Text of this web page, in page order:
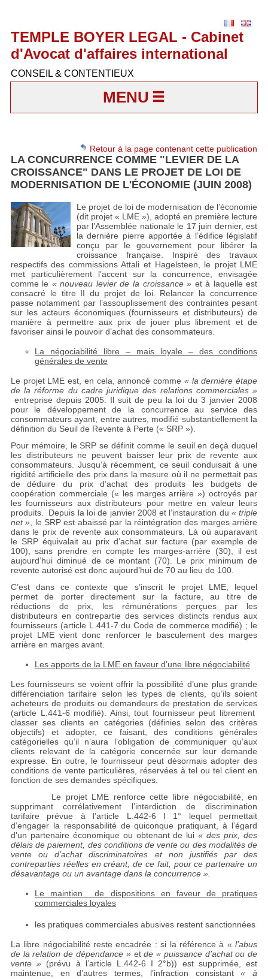
TEMPLE BOYER LEGAL - Cabinet
d'Avocat d'affaires international
CONSEIL & CONTENTIEUX
MENU
Retour à la page contenant cette publication
LA CONCURRENCE COMME "LEVIER DE LA
CROISSANCE" DANS LE PROJET DE LOI DE
MODERNISATION DE L'ÉCONOMIE (JUIN 2008)
Le projet de loi de modernisation de l’économie
(dit projet « LME »), adopté en première lecture
par l’Assemblée nationale le 17 juin dernier, est
la dernière pierre apportée à l’édifice législatif
conçu par le gouvernement pour libérer la
croissance française. Inspiré des travaux
respectifs des commissions Attali et Hagelsteen, le projet LME
met particulièrement l’accent sur la concurrence, envisagée
comme le « nouveau levier de la croissance » et à laquelle est
consacré le titre II du projet de loi. Relancer la concurrence
passe notamment par l’assouplissement des contraintes pesant
sur les acteurs économiques (fournisseurs et distributeurs) de
manière à permettre aux prix de jouer plus librement et de
favoriser ainsi le pouvoir d’achat des consommateurs.
La négociabilité libre – mais loyale – des conditions
générales de vente
Le projet LME est, en cela, annoncé comme « la dernière étape
de la réforme du cadre juridique des relations commerciales »
entreprise depuis 2005. Il suit de peu la loi du 3 janvier 2008
pour le développement de la concurrence au service des
consommateurs ayant, entre autres, modifié substantiellement la
définition du Seuil de Revente à Perte (« SRP »).
Pour mémoire, le SRP se définit comme le seuil en deçà duquel
les distributeurs ne peuvent baisser leur prix de revente aux
consommateurs. Jusqu’à récemment, ce seuil conduisait à une
rigidité artificielle des prix dans la mesure où il ne permettait pas
de déduire du prix d’achat des produits les budgets de
coopération commerciale (« les marges arrière ») octroyés par
les fournisseurs aux distributeurs pour mettre en valeur leurs
produits. Depuis la loi de janvier 2008 et l’instauration du « triple
net » , le SRP est abaissé par la réintégration des marges arrière
dans le prix de revente aux consommateurs. Là où auparavant
le SRP équivalait au prix d’achat sur facture (par exemple de
100), sans prendre en compte les marges-arrière (30), il est
aujourd’hui diminué de ce montant (70). Le prix minimum de
revente autorisé est donc aujourd’hui de 70 au lieu de 100.
C’est dans ce contexte que s’inscrit le projet LME, lequel
permet de porter directement sur la facture, au titre de
réductions de prix, les rémunérations perçues par les
distributeurs en contrepartie des services distincts rendus aux
fournisseurs (article L.441-7 du Code de commerce modifié) ; le
projet LME vient donc renforcer le basculement des marges
arrière en marges avant.
Les apports de la LME en faveur d’une libre négociabilité
Les fournisseurs se voient offrir la possibilité d’une plus grande
différenciation tarifaire selon les types de clients, qu’ils soient
acheteurs de produits ou demandeurs de prestation de services
(article L.441-6 modifié). Ainsi, tout fournisseur peut librement
classer ses clients en catégories (définies selon des critères
objectifs) et adopter, ce faisant, des conditions générales
catégorielles qu’il n’aura l’obligation de communiquer qu’aux
clients relevant de la catégorie concernée sur leur demande
expresse. En outre, le fournisseur peut désormais adopter des
conditions de vente particulières, réservées à tel ou tel client en
fonction de ses demandes spécifiques.
Le projet LME renforce cette libre négociabilité, en
supprimant corrélativement l’interdiction de discrimination
tarifaire prévue à l’article L.442-6 I 1° lequel permettait
d’engager la responsabilité de quiconque pratiquant, à l’égard
d’un partenaire économique ou obtenant de lui« des prix, des
délais de paiement, des conditions de vente ou des modalités de
vente ou d’achat discriminatoires et non justifiés par des
contreparties réelles en créant, de ce fait, pour ce partenaire un
désavantage ou un avantage dans la concurrence ».
Le maintien de dispositions en faveur de pratiques
commerciales loyales
les pratiques commerciales abusives restent sanctionnées
La libre négociabilité reste encadrée : si la référence à « l’abus
de la relation de dépendance »etde « puissance d’achat ou de
vente » (prévu à l’article L.442-6 I 2°b)) est supprimée, est
maintenue, en d’autres termes, l’infraction consistant« à